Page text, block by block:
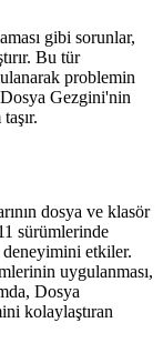
gibi sorunlar,
Bu tür
problemin
Gezgini'nin
dosya ve klasör
sürümlerinde
deneyimini etkiler.
uygulanması,
Dosya
kolaylaştıran